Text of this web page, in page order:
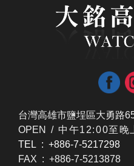
台灣高雄市鹽埕區大勇路
OPEN / 中午12:00至晚
TEL : +886-7-5217298
FAX : +886-7-5213878